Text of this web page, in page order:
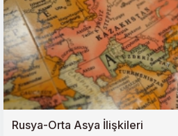
Kazakistandaki Çin Etkisi ve Doğu
Demokratik Kongoda Ebola
Yemende Barış Süreci Çıkmazı
Emirliklerinin Çekilme Bilmecesi
Rusya-Orta Asya İlişkileri